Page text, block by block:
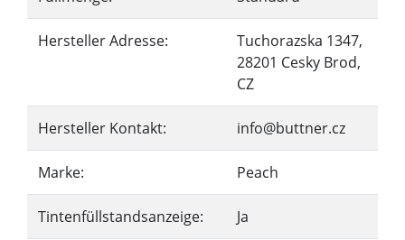
Hersteller Adresse:
Tuchorazska 1347,
28201 Cesky Brod,
CZ
Hersteller Kontakt: info@buttner.cz
Marke: Peach
Tintenfüllstandsanzeige: Ja